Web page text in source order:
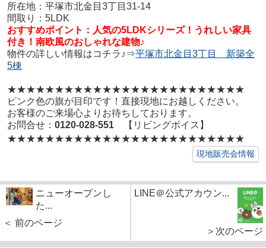
所在地：平塚市北金目3丁目31-14
間取り：5LDK
おすすめポイント： 人気の5LDKシリーズ！うれしい家具
付き！南欧風のおしゃれな建物♪
物件の詳しい情報はコチラ♪⇒平塚市北金目3丁目 新築全
5棟
★★★★★★★★★★★★★★★★★★★★★★★★★
ピンク色の旗が目印です！直接現地にお越しください。
お客様のご来場心よりお待ちしております。
お問合せ： 0120-028-551【リビングボイス】
★★★★★★★★★★★★★★★★★★★★★★★★★
現地販売会情報
ニューオープンし
た...
＜ 前のページ
LINE＠公式アカウン...
＞次のページ